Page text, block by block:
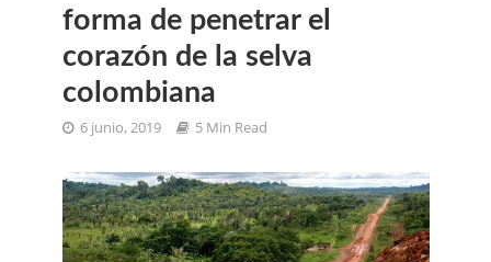
forma de penetrar el
corazón de la selva
colombiana
6 junio, 2019 5 Min Read